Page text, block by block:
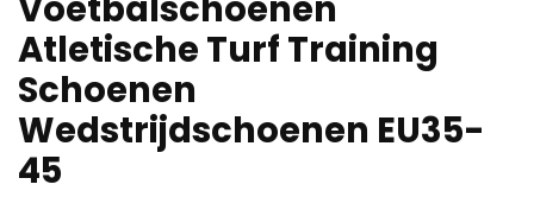
Voetbalschoenen
Atletische Turf Training
Schoenen
Wedstrijdschoenen EU35-
45